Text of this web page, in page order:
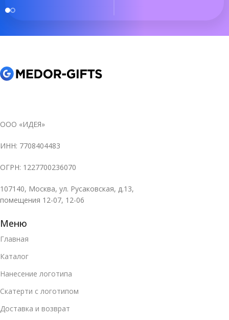
ООО «ИДЕЯ»
ИНН: 7708404483
ОГРН: 1227700236070
107140, Москва, ул. Русаковская, д.13,
помещения 12-07, 12-06
Меню
Главная
Каталог
Нанесение логотипа
Скатерти с логотипом
Доставка и возврат